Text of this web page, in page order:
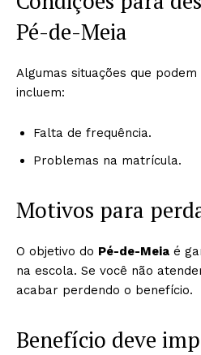
Pé-de-Meia
Algumas situações que
incluem:
Falta de frequência.
Problemas na matrícula.
Motivos para
O objetivo do Pé-de-Meia é
na escola. Se você não
acabar perdendo o benefício.
Benefício deve